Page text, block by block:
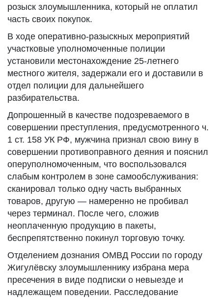
розыск злоумышленника, который не оплатил
часть своих покупок.
В ходе оперативно-разыскных мероприятий
участковые уполномоченные полиции
установили местонахождение 25-летнего
местного жителя, задержали его и доставили в
отдел полиции для дальнейшего
разбирательства.
Допрошенный в качестве подозреваемого в
совершении преступления, предусмотренного ч.
1 ст. 158 УК РФ, мужчина признал свою вину в
совершении противоправного деяния и пояснил
оперуполномоченным, что воспользовался
слабым контролем в зоне самообслуживания:
сканировал только одну часть выбранных
товаров, другую — намеренно не пробивал
через терминал. После чего, сложив
неоплаченную продукцию в пакеты,
беспрепятственно покинул торговую точку.
Отделением дознания ОМВД России по городу
Жигулёвску злоумышленнику избрана мера
пресечения в виде подписки о невыезде и
надлежащем поведении. Расследование